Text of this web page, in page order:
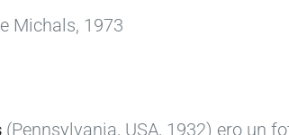
Michals, 1973
(Pennsylvania, USA, 1932) ero un